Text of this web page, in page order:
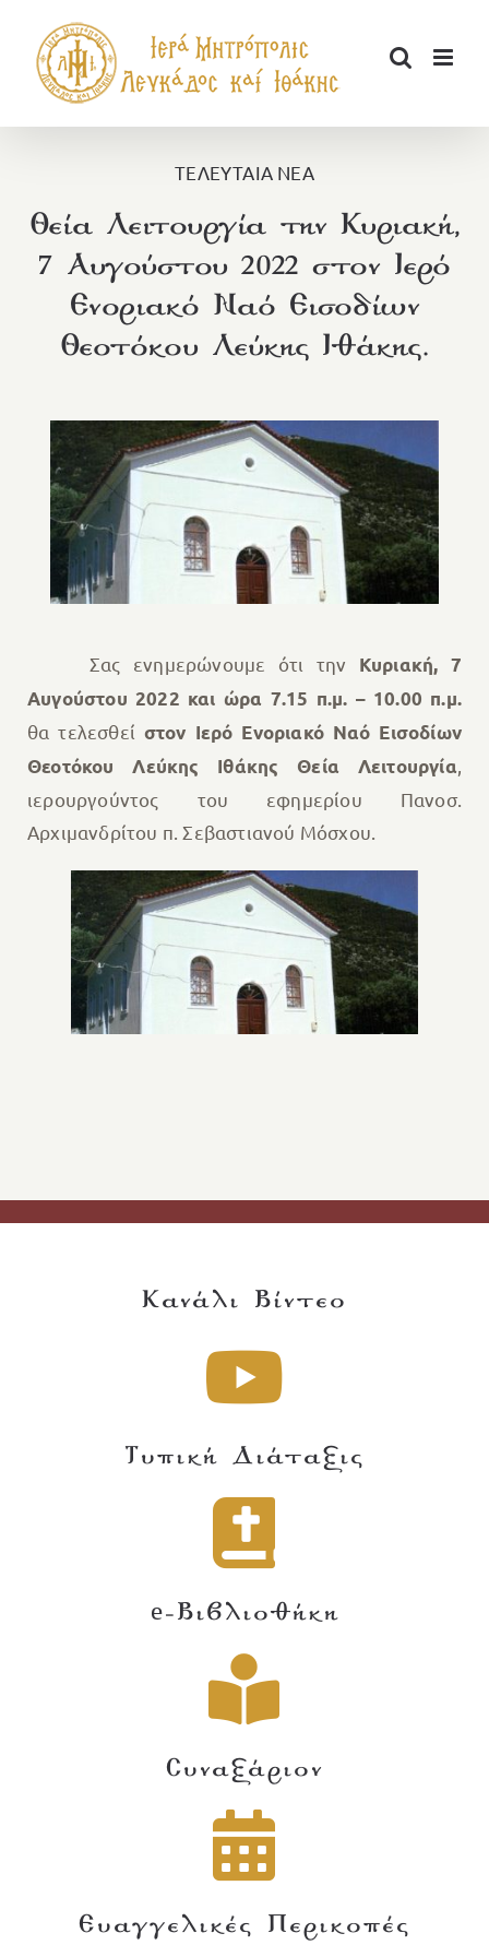
περιεχόμενο
ΤΕΛΕΥΤΑΙΑ ΝΕΑ
Θεία Λειτουργία την Κυριακή,
7 Αυγούστου 2022 στον Ιερό
Ενοριακό Ναό Εισοδίων
Θεοτόκου Λεύκης Ιθάκης.
Σας ενημερώνουμε ότι την Κυριακή, 7
Αυγούστου 2022 και ώρα 7.15 π.μ. – 10.00 π.μ.
θα τελεσθεί στον Ιερό Ενοριακό Ναό Εισοδίων
Θεοτόκου Λεύκης Ιθάκης Θεία Λειτουργία
ιερουργούντος του εφημερίου Πανοσ.
Αρχιμανδρίτου π. Σεβαστιανού Μόσχου.
Κανάλι Βίντεο
Τυπική Διάταξις
e-Βιβλιοθήκη
Συναξάριον
Ευαγγελικές Περικοπές